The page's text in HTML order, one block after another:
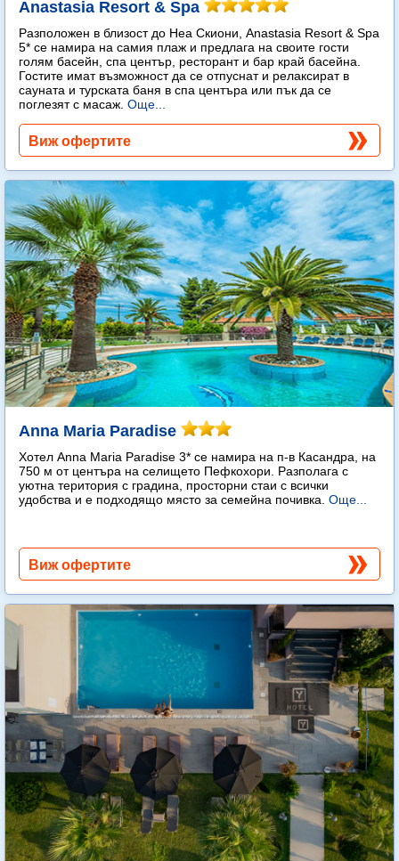
Anastasia Resort & Spa
Разположен в близост до Неа Скиони, Anastasia Resort & Spa
5* се намира на самия плаж и предлага на своите гости
голям басейн, спа център, ресторант и бар край басейна.
Гостите имат възможност да се отпуснат и релаксират в
сауната и турската баня в спа центъра или пък да се
поглезят с масаж. Още...
Виж офертите
Anna Maria Paradise
Хотел Anna Maria Paradise 3* се намира на п-в Касандра, на
750 м от центъра на селището Пефкохори. Разполага с
уютна територия с градина, просторни стаи с всички
удобства и е подходящо място за семейна почивка. Още...
Виж офертите